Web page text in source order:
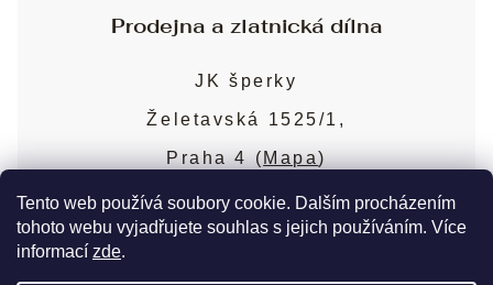
Tento web používá soubory cookie. Dalším procházením
tohoto webu vyjadřujete souhlas s jejich používáním. Více
informací zde.
Sjednání osobní schůzky
Obchodní podmínky
Puncovní značky
Blog
Nejčastější dotazy
Prodejna a zlatnická dílna
JK šperky
Želetavská 1525/1,
Praha 4 ( Mapa)
Více o prodejně
Copyright 2026JK šperky. Všechna práva